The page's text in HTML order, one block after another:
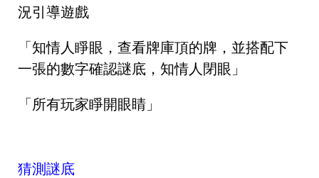
況引導遊戲
「知情人睜眼，查看牌庫頂的牌，並搭配下
一張的數字確認謎底，知情人閉眼」
「所有玩家睜開眼睛」
猜測謎底